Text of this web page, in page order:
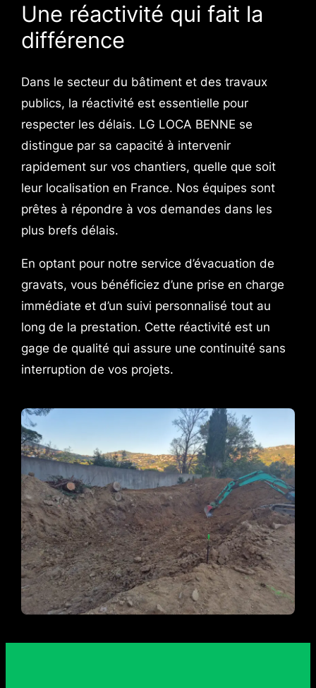
Une réactivité qui fait la
différence
Dans le secteur du bâtiment et des travaux
publics, la réactivité est essentielle pour
respecter les délais. LG LOCA BENNE se
distingue par sa capacité à intervenir
rapidement sur vos chantiers, quelle que soit
leur localisation en France. Nos équipes sont
prêtes à répondre à vos demandes dans les
plus brefs délais.
En optant pour notre service d’évacuation de
gravats, vous bénéficiez d’une prise en charge
immédiate et d’un suivi personnalisé tout au
long de la prestation. Cette réactivité est un
gage de qualité qui assure une continuité sans
interruption de vos projets.